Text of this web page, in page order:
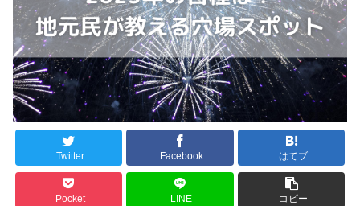
Twitter Facebook はてブ
Pocket LINE コピー